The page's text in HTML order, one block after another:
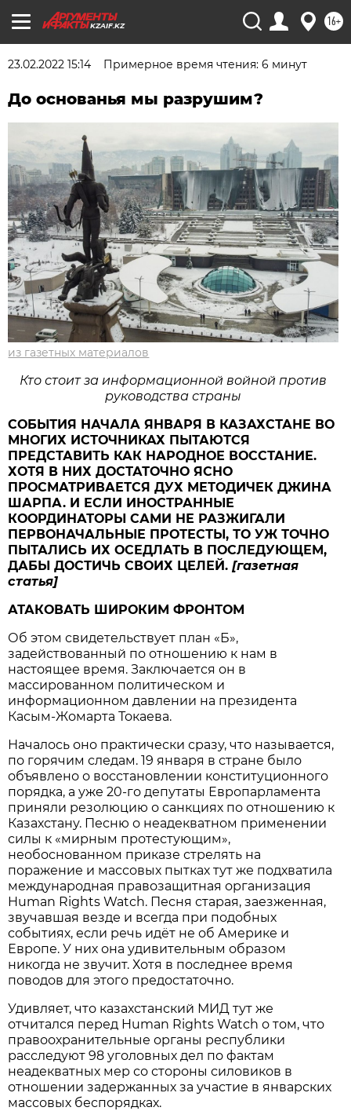
KZAIF.KZ 16+
23.02.2022 15:14 Примерное время чтения: 6 минут
До основанья мы разрушим?
из газетных материалов
Кто стоит за информационной войной против
руководства страны
СОБЫТИЯ НАЧАЛА ЯНВАРЯ В КАЗАХСТАНЕ ВО
МНОГИХ ИСТОЧНИКАХ ПЫТАЮТСЯ
ПРЕДСТАВИТЬ КАК НАРОДНОЕ ВОССТАНИЕ.
ХОТЯ В НИХ ДОСТАТОЧНО ЯСНО
ПРОСМАТРИВАЕТСЯ ДУХ МЕТОДИЧЕК ДЖИНА
ШАРПА. И ЕСЛИ ИНОСТРАННЫЕ
КООРДИНАТОРЫ САМИ НЕ РАЗЖИГАЛИ
ПЕРВОНАЧАЛЬНЫЕ ПРОТЕСТЫ, ТО УЖ ТОЧНО
ПЫТАЛИСЬ ИХ ОСЕДЛАТЬ В ПОСЛЕДУЮЩЕМ,
ДАБЫ ДОСТИЧЬ СВОИХ ЦЕЛЕЙ.[газетная
статья]
АТАКОВАТЬ ШИРОКИМ ФРОНТОМ
Об этом свидетельствует план «Б»,
задействованный по отношению к нам в
настоящее время. Заключается он в
массированном политическом и
информационном давлении на президента
Касым-Жомарта Токаева.
Началось оно практически сразу, что называется,
по горячим следам. 19 января в стране было
объявлено о восстановлении конституционного
порядка, а уже 20-го депутаты Европарламента
приняли резолюцию о санкциях по отношению к
Казахстану. Песню о неадекватном применении
силы к «мирным протестующим»,
необоснованном приказе стрелять на
поражение и массовых пытках тут же подхватила
международная правозащитная организация
Human Rights Watch. Песня старая, заезженная,
звучавшая везде и всегда при подобных
событиях, если речь идёт не об Америке и
Европе. У них она удивительным образом
никогда не звучит. Хотя в последнее время
поводов для этого предостаточно.
Удивляет, что казахстанский МИД тут же
отчитался перед Human Rights Watch о том, что
правоохранительные органы республики
расследуют 98 уголовных дел по фактам
неадекватных мер со стороны силовиков в
отношении задержанных за участие в январских
массовых беспорядках.